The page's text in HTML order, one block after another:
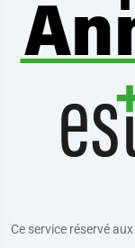
Ce service réservé